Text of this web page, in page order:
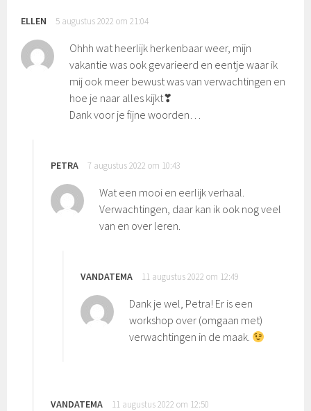
ELLEN 5 augustus 2022 om 21:04
Ohhh wat heerlijk herkenbaar weer, mijn
vakantie was ook gevarieerd en eentje waar ik
mij ook meer bewust was van verwachtingen en
hoe je naar alles kijkt❣
Dank voor je fijne woorden…
PETRA 7 augustus 2022 om 10:43
Wat een mooi en eerlijk verhaal.
Verwachtingen, daar kan ik ook nog veel
van en over leren.
VANDATEMA 11 augustus 2022 om 12:49
Dank je wel, Petra! Er is een
workshop over (omgaan met)
verwachtingen in de maak.
VANDATEMA 11 augustus 2022 om 12:50